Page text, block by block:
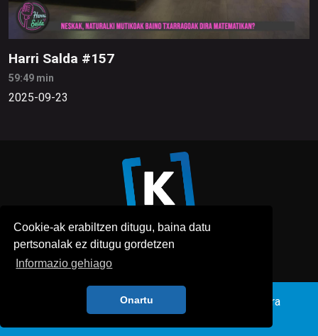
Cookie-ak erabiltzen ditugu, baina datu
pertsonalak ez ditugu gordetzen
Informazio gehiago
Onartu
Harri Salda #157
59:49 min
2025-09-23
Pribatutasun politika
Lege oharra